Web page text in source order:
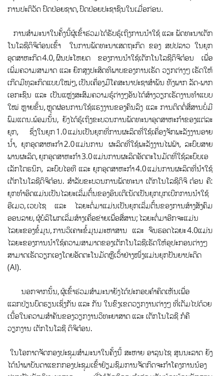
ການປະຕິວັດ ປົດປ່ອຍຊາດ,ປົດປ່ອຍປະຊາຊົນໃນເມື່ອກ່ອນ.
ການສຳມະນາໃນຄັ້ງນີ້ຜູ້ເຂົ້າຮ່ວມໄດ້ຮັບຮູ້ເຖິງການນຳໃຊ້ ແລະ ພັດທະນາເຕັກ
ໂນໂລຊີດິຈິຕ໋ອນເຂົ້າ ໃນການພັດທະນາເສດຖະກິດ ຂອງ ສປປລາວ ໃນຍຸກ
ອຸດສາຫະກິດ4.0,ຜົນປະໂຫຍດ ຂອງການນຳໃຊ້ເຕັກໂນໂລຊີດິຈິຕ໋ອນ ເພື່ອ
ເພີ່ມຄວາມສາມາດ ແລະ ຍົກສູງປະສິດທິພາບຂອງການເຮັດ ວຽກຕ່າງໆ ເຮັດໃຫ້
ເກີດມີທຸລະກິດແບບໃໝ່ໆ,ເປັນເຄື່ອງມືໂຄສະນາປະຊາສຳພັນ ທັງພາກ ລັດ-ພາກ
ເອກະຊົນ ແລະ ເປັນແຫຼ່ງສະສົມຄວາມຮູ້ຕ່າງໆອັນໄດ້ສ້າງວຽກເຮັດງານທຳແບບ
ໃໝ່ ຫຼາຍຂຶ້ນ,ຫຼຸດຜ່ອນການໃຊ້ແຮງງານຂອງຄົນລົງ ແລະ ການຕິດຕໍ່ສື່ສານບໍ່ມີ
ພົມແດນ.ພ້ອມນັ້ນ, ຍັງໄດ້ຮູ້ເຖິງຂະບວນການພັດທະນາອຸດສາຫະກຳຂອງແຕ່ລະ
ຍຸກ, ຊຶ່ງໃນຍຸກ1.0ແມ່ນເປັນຍຸກທີ່ການຜະລິດທີ່ໃຊ້ເຄື່ອງຈັກພະລັງງານອາຍ
ນ້ຳ, ຍຸກອຸດສາຫະກຳ2.0ແມ່ນການ ຜະລິດທີ່ໃຊ້ພະລັງງານໄຟຟ້າ, ລະບົບສາຍ
ພານຜະລິດ,ຍຸກອຸດສາຫະກຳ3.0ແມ່ນການຜະລິດອັດຕະໂນມັດທີ່ໃຊ້ລະບົບເອ
ເລັກໂຕຣນິກ, ລະບົບໄອທີ ແລະ ຍຸກອຸດສາຫະກຳ4.0ແມ່ນການຜະລິດທີ່ນຳໃຊ້
ເຕັກໂນໂລຊີດິຈິຕ໋ອນ. ສຳລັບຂະບວນການພັດທະນາ ເຕັກໂນໂລຊີດິຈິ ຕ໋ອນ ຄື:
ຍຸກທຳອິດແມ່ນເປັນໄລຍະເລີ່ມຕົ້ນຂອງອິນເຕີເນັດເປັນຍຸກບຸກເບີກການນຳໃຊ້
ອີເມວ,ເວບໄຊ ແລະ
ໄລຍະຕໍ່ມາແມ່ນເປັນຍຸກເລີ່ມຕົ້ນຂອງການສ້າງສັງຄົມ
ອອນລາຍ,ຜູ້ບໍລິໂພກເລີ່ມສ້າງເຄື່ອຂ່າຍເພື່ອສື່ສານ;ໄລຍະຕໍ່ມາອີກຈະແມ່ນ
ໄລຍະຂອງຂໍ້ມູນ,ການວິເຄາະຂໍ້ມູນມະຫາສານ ແລະ ຈົນຮອດໄລຍະ4.0ແມ່ນ
ໄລຍະຂອງການນຳໃຊ້ຄວາມສາມາດຂອງເຕັກໂນໂລຊີເຮັດໃຫ້ອຸປະກອນຕ່າງໆ
ສາມາດເຮັດວຽກເອງໂດຍອັດຕະໂນມັດຫຼືເວົ້າຢ່າງໜຶ່ງແມ່ນຍຸກປັນຍາປະດິດ
(AI).
ນອກຈາກນັ້ນ,ຜູ້ເຂົ້າຮ່ວມສຳມະນາຍັງໄດ້ປະກອບຄຳຄິດເຫັນເພື່ອ
ແລກປ່ຽນບົດຮຽນເຊິ່ງກັນ ແລະ ກັນ ໃນຂົງເຂດວຽກງານຕ່າງໆທີ່ເຕັມໄປດ້ວຍ
ເນື້ອໃນຄວາມສຳຄັນຂອງວຽກງານວິທະຍາສາດ ແລະ ເຕັກໂນໂລຊີ ກໍຄື
ວຽກງານ ເຕັກໂນໂລຊີ ດິຈິຕ໋ອນ.
ໃນໂອກາດຈັດກອງປະຊຸມສຳມະນາໃນຄັ້ງນີ້ ສະຫາຍ ອາລຸນໄຊ ສູນນະລາດ ຍັງ
ໄດ້ນຳພາບັນດາແຂກກອງປະຊຸມເຂົ້າຢ້ຽມຊົມການຈັດກິດຈະກຳໂຄງການນ້ອງ